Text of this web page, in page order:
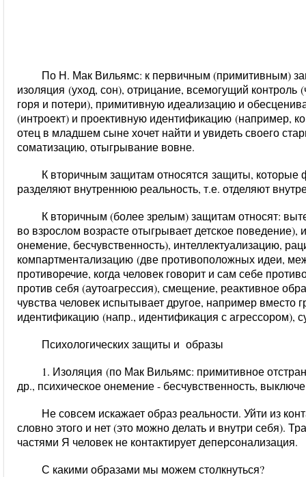
По Н. Мак Вильямс: к первичным (примитивным)
изоляция (уход, сон), отрицание, всемогущий контроль
горя и потери), примитивную идеализацию и
(интроект) и проективную идентификацию (например,
отец в младшем сыне хочет найти и увидеть своего
соматизацию, отыгрывание вовне.
К вторичным защитам относятся защиты, которые
разделяют внутреннюю реальность, т.е. отделяют
К вторичным (более зрелым) защитам относят:
во взрослом возрасте отыгрывает детское поведение),
онемение, бесчувственность), интеллектуализацию,
компартментализацию (две противоположных идеи,
противоречие, когда человек говорит и сам себе
против себя (аутоагрессия), смещение, реактивное
чувства человек испытывает другое, например вместо
идентификацию (напр., идентификация с агрессором),
Психологических защиты и образы
1. Изоляция (по Мак Вильямс: примитивное
др., психическое онемение - бесчувственность,
Не совсем искажает образ реальности. Уйти из
словно этого и нет (это можно делать и внутри себя).
частями Я человек не контактирует деперсонализация.
С какими образами мы можем столкнуться?